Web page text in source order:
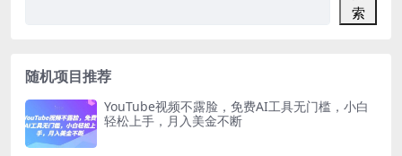
索
随机项目推荐
YouTube视频不露脸，免费AI工具无门槛，小白
轻松上手，月入美金不断